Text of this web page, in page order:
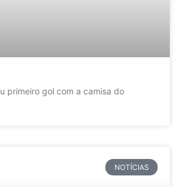
primeiro gol com a camisa do
NOTÍCIAS